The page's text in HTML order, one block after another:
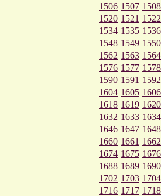
1506 1507 1508
1520 1521 1522
1534 1535 1536
1548 1549 1550
1562 1563 1564
1576 1577 1578
1590 1591 1592
1604 1605 1606
1618 1619 1620
1632 1633 1634
1646 1647 1648
1660 1661 1662
1674 1675 1676
1688 1689 1690
1702 1703 1704
1716 1717 1718